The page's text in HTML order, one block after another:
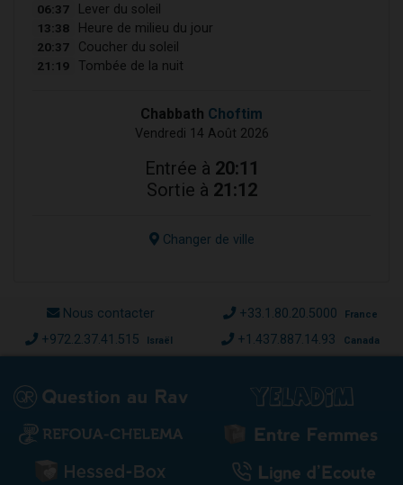
06:37 Lever du soleil
13:38 Heure de milieu du jour
20:37 Coucher du soleil
21:19 Tombée de la nuit
Chabbath Choftim
Vendredi 14 Août 2026
Entrée à 20:11
Sortie à 21:12
Changer de ville
Nous contacter +33.1.80.20.5000 France
+972.2.37.41.515 Israël +1.437.887.14.93 Canada